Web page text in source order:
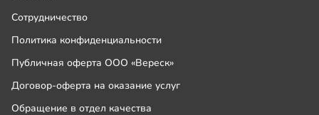
Сотрудничество
Политика конфиденциальности
Публичная оферта ООО «Вереск»
Договор-оферта на оказание услуг
Обращение в отдел качества